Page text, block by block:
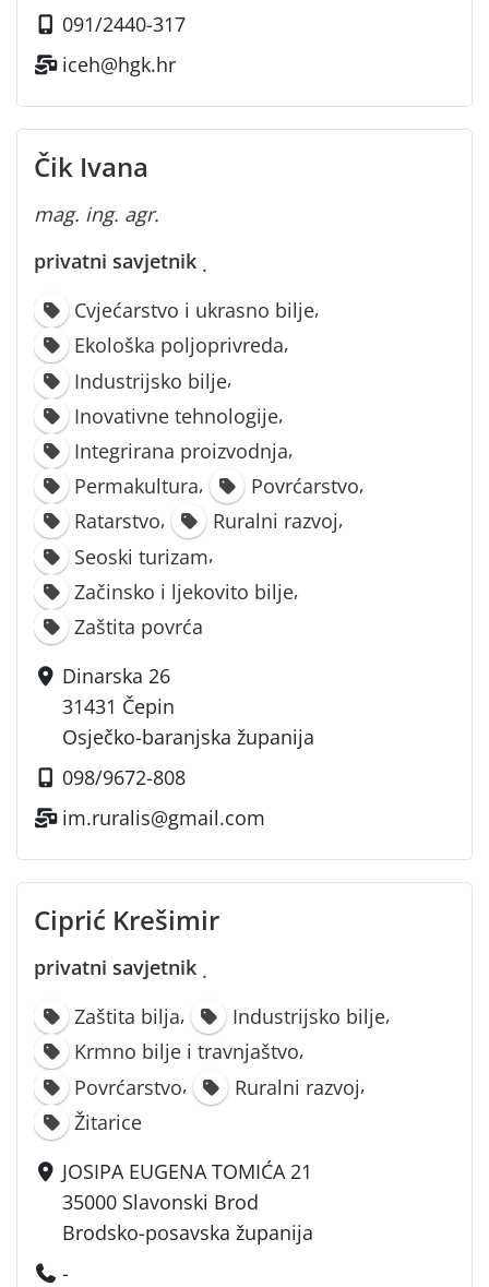
091/2440-317
iceh@hgk.hr
Čik Ivana
mag. ing. agr.
privatni savjetnik ·
Cvjećarstvo i ukrasno bilje,
Ekološka poljoprivreda,
Industrijsko bilje,
Inovativne tehnologije,
Integrirana proizvodnja,
Permakultura, Povrćarstvo,
Ratarstvo, Ruralni razvoj,
Seoski turizam,
Začinsko i ljekovito bilje,
Zaštita povrća
Dinarska 26
31431 Čepin
Osječko-baranjska županija
098/9672-808
im.ruralis@gmail.com
Ciprić Krešimir
privatni savjetnik ·
Zaštita bilja, Industrijsko bilje,
Krmno bilje i travnjaštvo,
Povrćarstvo, Ruralni razvoj,
Žitarice
JOSIPA EUGENA TOMIĆA 21
35000 Slavonski Brod
Brodsko-posavska županija
-